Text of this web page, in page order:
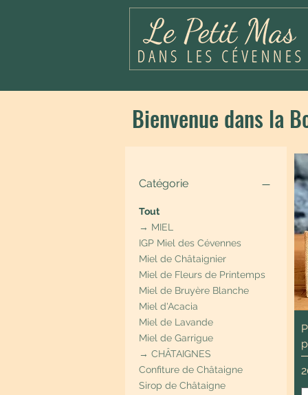
Bienvenue dans la
Catégorie
Tout
→ MIEL
IGP Miel des Cévennes
Miel de Châtaignier
Miel de Fleurs de Printemps
Miel de Bruyère Blanche
Miel d'Acacia
Miel de Lavande
Miel de Garrigue
→ CHÂTAIGNES
Confiture de Châtaigne
Sirop de Châtaigne